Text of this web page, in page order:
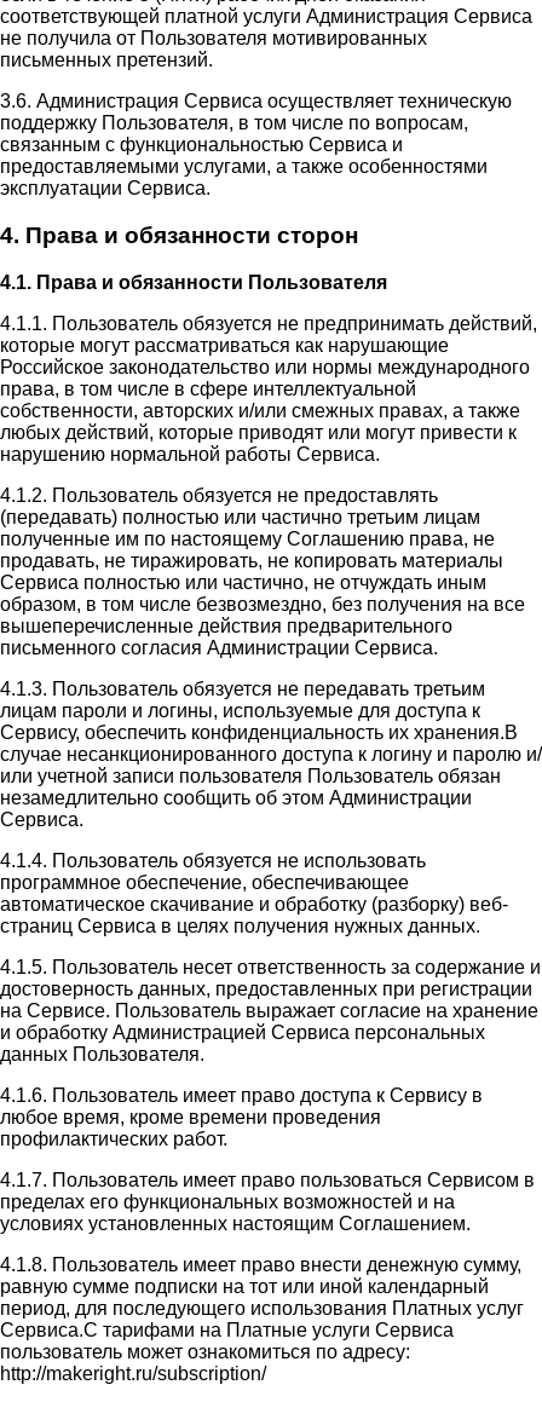
соответствующей платной услуги Администрация Сервиса
не получила от Пользователя мотивированных
письменных претензий.
3.6. Администрация Сервиса осуществляет техническую
поддержку Пользователя, в том числе по вопросам,
связанным с функциональностью Сервиса и
предоставляемыми услугами, а также особенностями
эксплуатации Сервиса.
4. Права и обязанности сторон
4.1. Права и обязанности Пользователя
4.1.1. Пользователь обязуется не предпринимать действий,
которые могут рассматриваться как нарушающие
Российское законодательство или нормы международного
права, в том числе в сфере интеллектуальной
собственности, авторских и/или смежных правах, а также
любых действий, которые приводят или могут привести к
нарушению нормальной работы Сервиса.
4.1.2. Пользователь обязуется не предоставлять
(передавать) полностью или частично третьим лицам
полученные им по настоящему Соглашению права, не
продавать, не тиражировать, не копировать материалы
Сервиса полностью или частично, не отчуждать иным
образом, в том числе безвозмездно, без получения на все
вышеперечисленные действия предварительного
письменного согласия Администрации Сервиса.
4.1.3. Пользователь обязуется не передавать третьим
лицам пароли и логины, используемые для доступа к
Сервису, обеспечить конфиденциальность их хранения.В
случае несанкционированного доступа к логину и паролю и/
или учетной записи пользователя Пользователь обязан
незамедлительно сообщить об этом Администрации
Сервиса.
4.1.4. Пользователь обязуется не использовать
программное обеспечение, обеспечивающее
автоматическое скачивание и обработку (разборку) веб-
страниц Сервиса в целях получения нужных данных.
4.1.5. Пользователь несет ответственность за содержание и
достоверность данных, предоставленных при регистрации
на Сервисе. Пользователь выражает согласие на хранение
и обработку Администрацией Сервиса персональных
данных Пользователя.
4.1.6. Пользователь имеет право доступа к Сервису в
любое время, кроме времени проведения
профилактических работ.
4.1.7. Пользователь имеет право пользоваться Сервисом в
пределах его функциональных возможностей и на
условиях установленных настоящим Соглашением.
4.1.8. Пользователь имеет право внести денежную сумму,
равную сумме подписки на тот или иной календарный
период, для последующего использования Платных услуг
Сервиса.С тарифами на Платные услуги Сервиса
пользователь может ознакомиться по адресу:
http://makeright.ru/subscription/